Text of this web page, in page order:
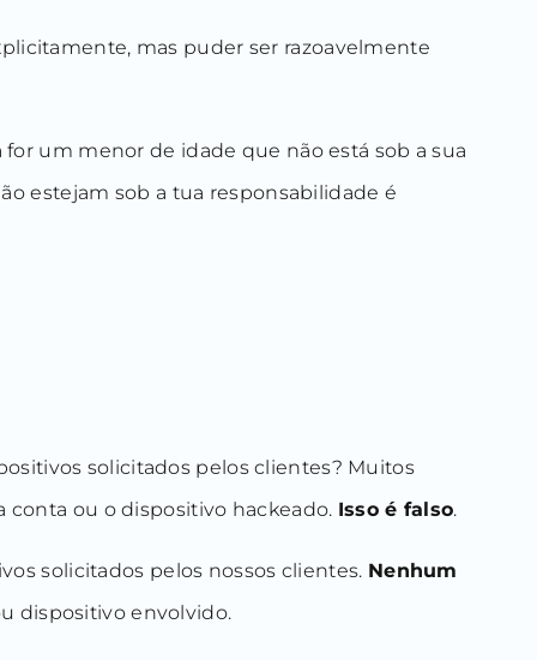
mas puder ser razoavelmente
um menor de idade que não está sob a sua
estejam sob a tua responsabilidade é
solicitados pelos clientes? Muitos
ou o dispositivo hackeado. Isso é falso.
solicitados pelos nossos clientes. Nenhum
dispositivo envolvido.